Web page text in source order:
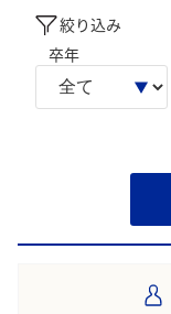
絞り込み
卒年